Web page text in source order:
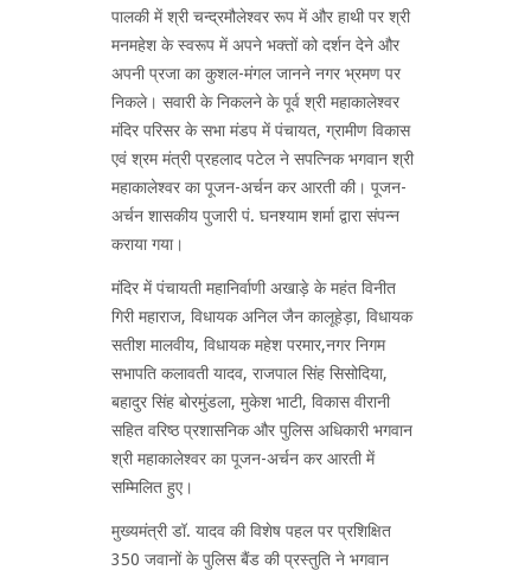
पालकी में श्री चन्द्रमौलेश्वर रूप में और हाथी पर श्री
मनमहेश के स्वरूप में अपने भक्तों को दर्शन देने और
अपनी प्रजा का कुशल-मंगल जानने नगर भ्रमण पर
निकले। सवारी के निकलने के पूर्व श्री महाकालेश्‍वर
मंदिर परिसर के सभा मंडप में पंचायत, ग्रामीण विकास
एवं श्रम मंत्री प्रहलाद पटेल ने सपत्निक भगवान श्री
महाकालेश्‍वर का पूजन-अर्चन कर आरती की। पूजन-
अर्चन शासकीय पुजारी पं. घनश्‍याम शर्मा द्वारा संपन्‍न
कराया गया।
मंदिर में पंचायती महानिर्वाणी अखाड़े के महंत विनीत
गिरी महाराज, विधायक अनिल जैन कालूहेड़ा, विधायक
सतीश मालवीय, विधायक महेश परमार,नगर निगम
सभापति कलावती यादव, राजपाल सिंह सिसोदिया,
बहादुर सिंह बोरमुंडला, मुकेश भाटी, विकास वीरानी
सहित वरिष्ठ प्रशासनिक और पुलिस अधिकारी भगवान
श्री महाकालेश्वर का पूजन-अर्चन कर आरती में
सम्मिलित हुए।
मुख्यमंत्री डॉ. यादव की विशेष पहल पर प्रशिक्षित
350 जवानों के पुलिस बैंड की प्रस्तुति ने भगवान